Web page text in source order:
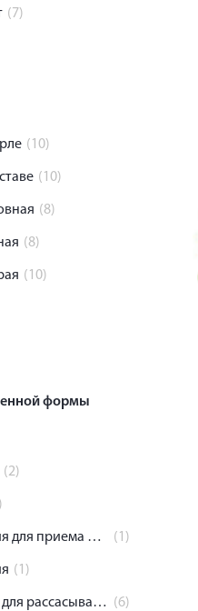
(7)
(10)
(10)
(8)
(8)
(10)
формы
(2)
Суспензия для приема внутрь (1)
(1)
Таблетки для рассасывания (6)